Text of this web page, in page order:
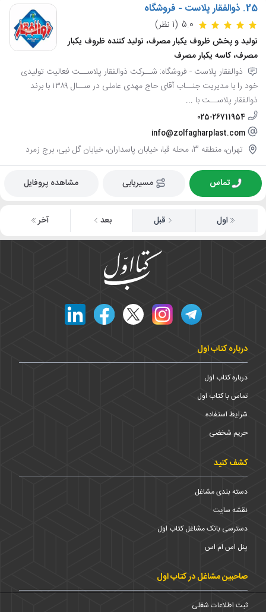
25. ذوالفقار پلاست - فروشگاه
5.0 (1 نظر)
تولید و پخش ظروف یکبار مصرف، تولید کننده ظروف یکبار
مصرف، کاسه یکبار مصرف
ذوالفقار پلاست - فروشگاه: شــرکت ذوالفقار پلاســت فعالیت تولیدی
خود را با مدیریت جنــاب آقای حاج مهدی عاملی در ســال ۱۳۸۹ با برند
ذوالفقار پلاســت با ...
025-26711954
info@zolfagharplast.com
تهران، منطقه 3، محله قبا، خیابان پاسداران، خیابان گل نبی، برج زمرد
تماس مسیریابی مشاهده پروفایل
اول قبل بعد آخر
درباره کتاب اول
درباره کتاب اول
تماس با کتاب اول
شرایط استفاده
حریم شخضی
کشف کنید
دسته بندی مشاغل
نقشه سایت
دسترسی بانک مشاغل کتاب اول
پنل اس ام اس
صاحبین مشاغل در کتاب اول
ثبت اطلاعات شغلی